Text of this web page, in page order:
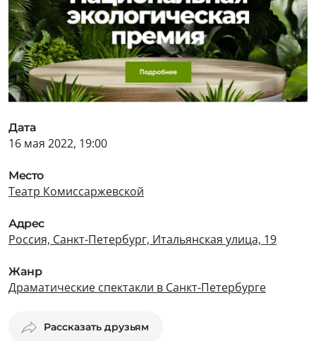
Дата
16 мая 2022, 19:00
Место
Театр Комиссаржевской
Адрес
Россия, Санкт-Петербург, Итальянская улица, 19
Жанр
Драматические спектакли в Санкт-Петербурге
Рассказать друзьям